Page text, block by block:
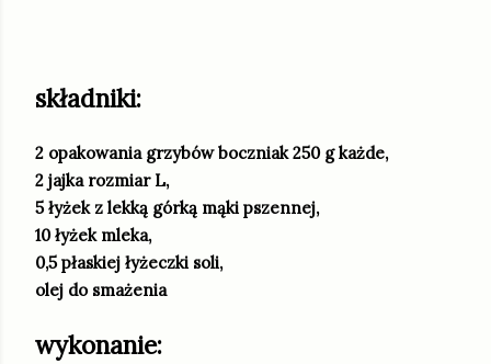
składniki:
2 opakowania grzybów boczniak 250 g każde,
2 jajka rozmiar L,
5 łyżek z lekką górką mąki pszennej,
10 łyżek mleka,
0,5 płaskiej łyżeczki soli,
olej do smażenia
wykonanie: